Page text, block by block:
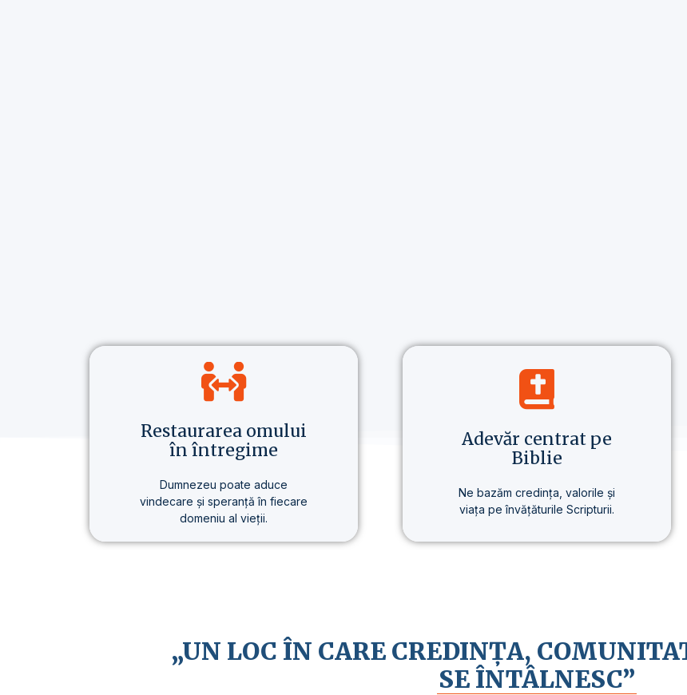
Restaurarea omului
în întregime
Dumnezeu poate aduce
vindecare și speranță în fiecare
domeniu al vieții.
vieții.
Adevăr centrat pe
Biblie
Ne bazăm credința, valorile și
viața pe învățăturile Scripturii.
„UN LOC ÎN CARE CREDINȚA,
SE ÎNTÂLNESC”